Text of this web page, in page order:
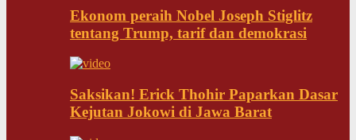
Ekonom peraih Nobel Joseph Stiglitz
tentang Trump, tarif dan demokrasi
Saksikan! Erick Thohir Paparkan Dasar
Kejutan Jokowi di Jawa Barat